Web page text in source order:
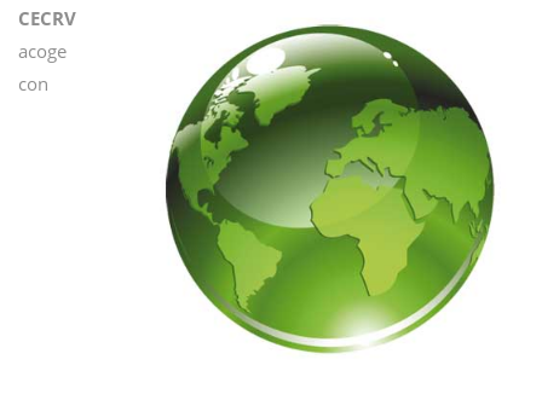
CECRV
acoge
con